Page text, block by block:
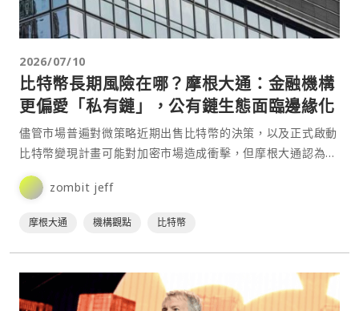
2026/07/10
比特幣長期風險在哪？摩根大通：金融機構
更偏愛「私有鏈」，公有鏈生態面臨邊緣化
儘管市場普遍對微策略近期出售比特幣的決策，以及正式啟動
比特幣變現計畫可能對加密市場造成衝擊，但摩根大通認為，
這並非比特幣面臨的最大結構性風險。⋯
zombit jeff
摩根大通 機構觀點 比特幣